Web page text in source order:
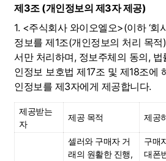
제3조 (개인정보의 제3자 제공)
1. <주식회사 와이오엘오>(이하 ‘회
정보를 제1조(개인정보의 처리 목
서만 처리하며, 정보주체의 동의,
인정보 보호법 제17조 및 제18조에
인정보를 제3자에게 제공합니다.
제공받는
자
제공 목적 제공
셀러와 구매자 거
래의 원활한 진행,
구매
대폰